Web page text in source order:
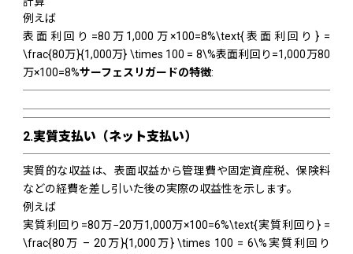
例えば
表面利回り=80万1,000万×100=8%\text{表面利回り} =
\frac{80万}{1,000万} \times 100 = 8\%表面利回り =1,000万80
万×100=8%サーフェスリガードの特徴:
2.実質支払い（ネット支払い）
実質的な収益は、表面収益から管理費や固定資産税、保険料
などの経費を差し引いた後の実際の収益性を示します。
例えば
実質利回り=80万−20万1,000万×100=6%\text{実質利回り} =
\frac{80万 – 20万}{1,000万} \times 100 = 6\%実質利回り